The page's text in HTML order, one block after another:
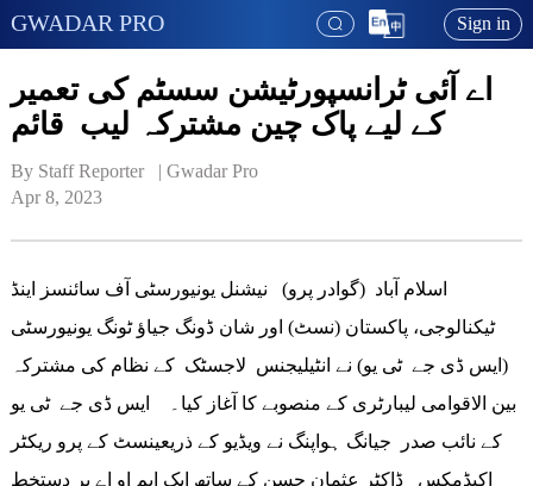
GWADAR PRO Sign in
اے آئی ٹرانسپورٹیشن سسٹم کی تعمیر
کے لیے پاک چین مشترکہ لیب قائم
By Staff Reporter   | Gwadar Pro
Apr 8, 2023
اسلام آباد (گوادر پرو) نیشنل یونیورسٹی آف سائنسز اینڈ
ٹیکنالوجی، پاکستان (نسٹ) اور شان ڈونگ جیاؤ ٹونگ یونیورسٹی
(ایس ڈی جے ٹی یو) نے انٹیلیجنس لاجسٹک کے نظام کی مشترکہ
بین الاقوامی لیبارٹری کے منصوبے کا آغاز کیا۔ ایس ڈی جے ٹی یو
کے نائب صدر جیانگ ہواپنگ نے ویڈیو کے ذریعینسٹ کے پرو ریکٹر
اکیڈمکس ڈاکٹر عثمان حسن کے ساتھ ایک ایم او اے پر دستخط